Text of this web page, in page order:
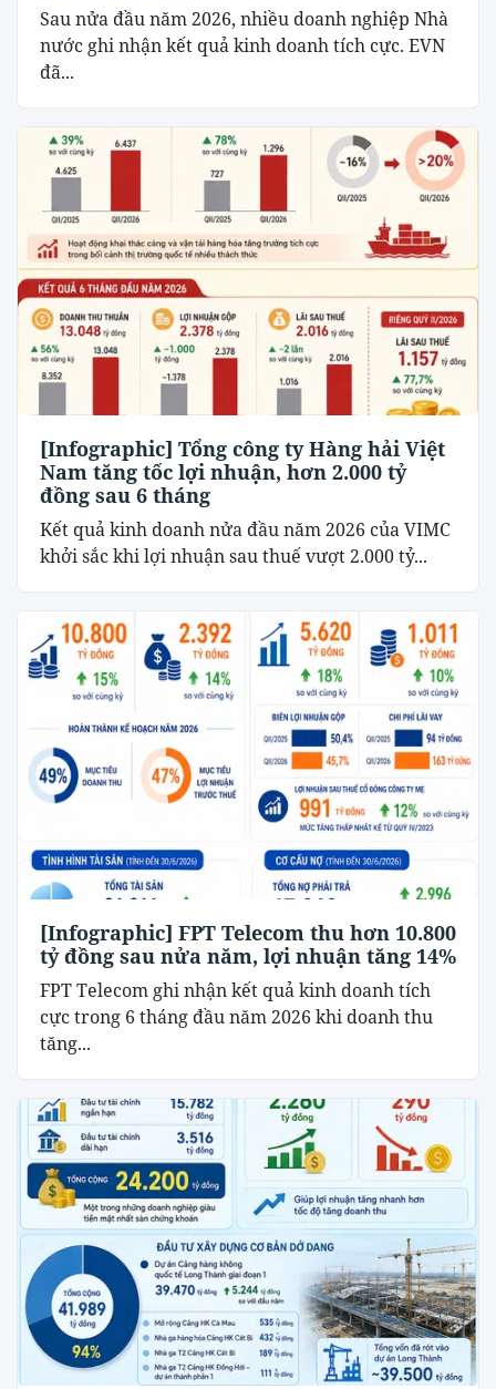
Sau nửa đầu năm 2026, nhiều doanh nghiệp Nhà
nước ghi nhận kết quả kinh doanh tích cực. EVN
đã...
[Infographic] Tổng công ty Hàng hải Việt
Nam tăng tốc lợi nhuận, hơn 2.000 tỷ
đồng sau 6 tháng
Kết quả kinh doanh nửa đầu năm 2026 của VIMC
khởi sắc khi lợi nhuận sau thuế vượt 2.000 tỷ...
[Infographic] FPT Telecom thu hơn 10.800
tỷ đồng sau nửa năm, lợi nhuận tăng 14%
FPT Telecom ghi nhận kết quả kinh doanh tích
cực trong 6 tháng đầu năm 2026 khi doanh thu
tăng...